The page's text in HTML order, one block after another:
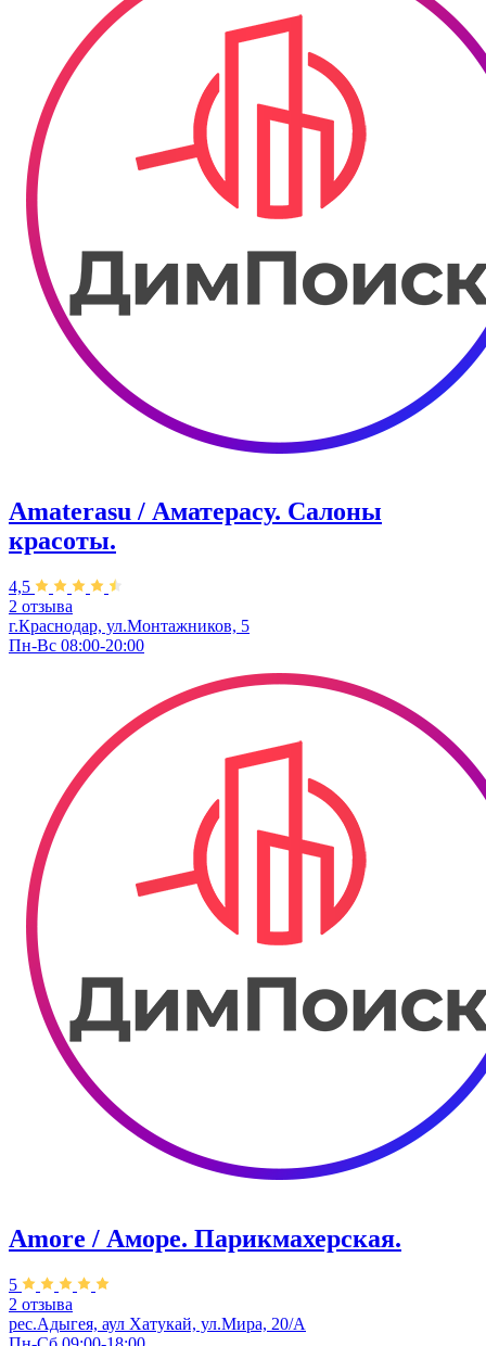
Amaterasu / Аматерасу. Салоны
красоты.
4,5
2 отзыва
г.Краснодар, ул.Монтажников, 5
Пн-Вс 08:00-20:00
Amore / Аморе. Парикмахерская.
5
2 отзыва
рес.Адыгея, аул Хатукай, ул.Мира, 20/А